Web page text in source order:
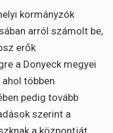
kormányzók
arról számolt be,
erők
a Donyeck megyei
többen
pedig tovább
szerint a